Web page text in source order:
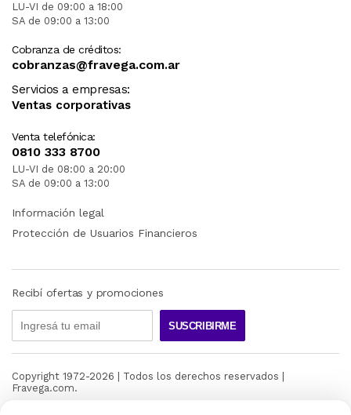
LU-VI de 09:00 a 18:00
SA de 09:00 a 13:00
Cobranza de créditos:
cobranzas@fravega.com.ar
Servicios a empresas:
Ventas corporativas
Venta telefónica:
0810 333 8700
LU-VI de 08:00 a 20:00
SA de 09:00 a 13:00
Información legal
Protección de Usuarios Financieros
Recibí ofertas y promociones
SUSCRIBIRME
Copyright 1972-2026 | Todos los derechos reservados |
Fravega.com.